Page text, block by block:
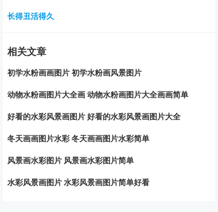
长得丑活得久
相关文章
初学水粉画画图片 初学水粉画风景图片
动物水粉画图片大全画 动物水粉画图片大全画画简单
好看的水彩风景画图片 好看的水彩风景画图片大全
冬天画画图片水彩 冬天画画图片水彩简单
风景画水彩图片 风景画水彩图片简单
水彩风景画图片 水彩风景画图片简单好看